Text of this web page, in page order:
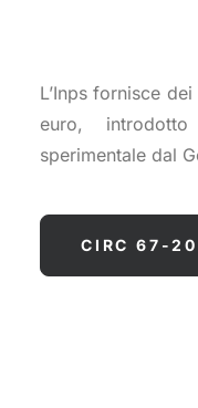
L’Inps fornisce
euro,
sperimentale dal
CIRC 67-